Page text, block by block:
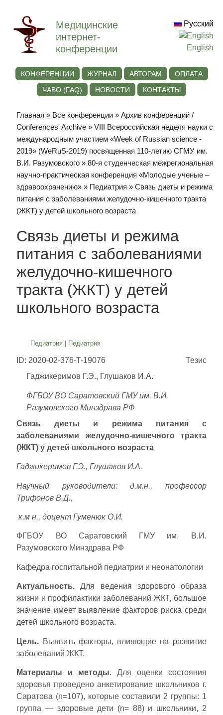
Медицинские
интернет-
конференции
Русский
English
КОНФЕРЕНЦИИ ЖУРНАЛ АВТОРАМ
ОПЛАТА
ЧАВО (FAQ)
НОВОСТИ КОНТАКТЫ
Главная » Все конференции »Архив конференций /
Conferences' Archive »VIII Всероссийская неделя науки с
международным участием «Week of Russian science -
2019» (WeRuS-2019) посвященная 110-летию СГМУ им.
В.И. Разумовского »80-я студенческая межрегиональная
научно-практическая конференция «Молодые ученые –
здравоохранению» » Педиатрия » Связь диеты и режима
питания с заболеваниями желудочно-кишечного тракта
(ЖКТ) у детей школьного возраста
Связь диеты и режима
питания с заболеваниями
желудочно-кишечного
тракта (ЖКТ) у детей
школьного возраста
Педиатрия Педиатрия
ID: 2020-02-376-T-19076
Тезис
Гаджикеримов Г.Э., Глушаков И.А.
ФГБОУ ВО Саратовский ГМУ им. В.И.
Разумовского Минздрава РФ
Связь диеты и режима питания с
заболеваниями желудочно-кишечного тракта
(ЖКТ) у детей школьного возраста
Гаджикеримов Г.Э., Глушаков И.А.
Научный руководители: д.м.н., профессор
Трифонов В.Д.,
к.м н., доцент Гуменюк О.И.
ФГБОУ ВО Саратовский ГМУ им. В.И.
Разумовского Минздрава РФ
Кафедра госпитальной педиатрии и неонатологии
Актуальность. Для ведения здорового образа
жизни и профилактики заболеваний ЖКТ, большое
значение имеет выявление факторов риска среди
детей школьного возраста.
Цель. Выявить факторы, влияющие на развитие
заболеваний ЖКТ.
Материалы и методы. Для оценки состояния
здоровья проведено анкетирование школьников г.
Саратова (n=107), которые составили 2 группы: 1
группа — здоровые дети (n= 88) и школьники, 2